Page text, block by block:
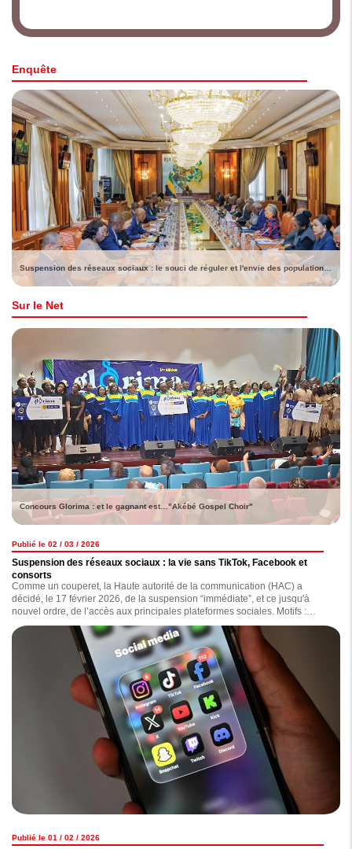
Enquête
Sur le Net
Suspension des réseaux sociaux : le souci de réguler et l'envie des populations de voir lever la sanction
Concours Glorima : et le gagnant est…"Akébé Gospel Choir"
Publié le 02 / 03 / 2026
Suspension des réseaux sociaux : la vie sans TikTok, Facebook et
consorts
Comme un couperet, la Haute autorité de la communication (HAC) a
décidé, le 17 février 2026, de la suspension “immédiate”, et ce jusqu'à
nouvel ordre, de l’accès aux principales plateformes sociales. Motifs :
diffusion de contenus jugés “inappropriés, diffamatoires, haineux ou
injurieux”. Depuis lors, comment la population vit-elle cette situation ?
Publié le 01 / 02 / 2026